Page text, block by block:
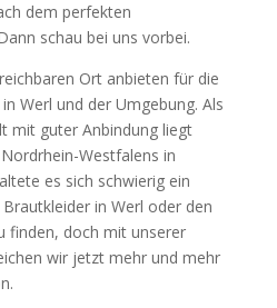
dem perfekten
schau bei uns vorbei.
Ort anbieten für die
Werl und der Umgebung. Als
mit guter Anbindung liegt
Westfalens in
es sich schwierig ein
in Werl oder den
finden, doch mit unserer
wir jetzt mehr und mehr